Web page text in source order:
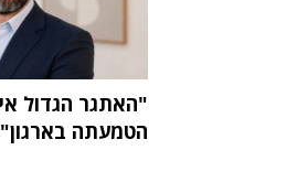
הטמעתה בארגון"